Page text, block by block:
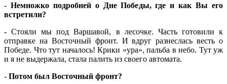
- Немножко подробней о Дне Победы, где и как Вы его
встретили?
- Стояли мы под Варшавой, в лесочке. Часть готовили к
отправке на Восточный фронт. И вдруг разнеслась весть о
Победе. Что тут началось! Крики «ура», пальба в небо. Тут уж
и я не выдержала, стала палить из своего автомата.
- Потом был Восточный фронт?